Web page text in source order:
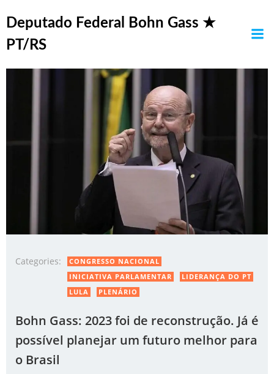
para
Deputado Federal Bohn Gass ★
PT/RS
Posts in retrospectiva
Categories:
CONGRESSO NACIONAL
INICIATIVA PARLAMENTAR
LIDERANÇA DO PT
LULA
PLENÁRIO
Bohn Gass: 2023 foi de reconstrução. Já é
possível planejar um futuro melhor para
o Brasil